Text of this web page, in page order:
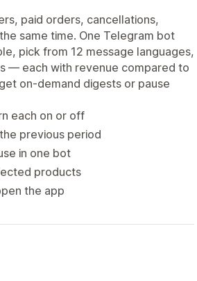
paid orders, cancellations,
same time. One Telegram bot
pick from 12 message languages,
— each with revenue compared to
on-demand digests or pause
each on or off
previous period
in one bot
products
the app